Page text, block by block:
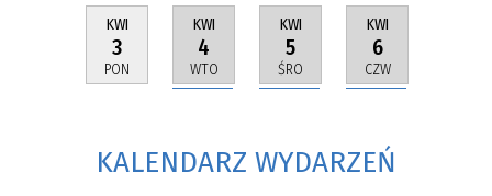
KWI
3
PON
KWI
4
WTO
KWI
5
ŚRO
KWI
6
CZW
KALENDARZ WYDARZEŃ